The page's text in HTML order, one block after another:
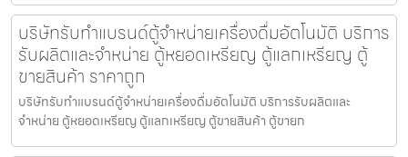
บริษัทรับทำแบรนด์ตู้จำหน่ายเครื่องดื่ม​อัตโนมัติ บริการ
รับผลิตและจำหน่าย ตู้หยอดเหรียญ ตู้แลกเหรียญ ตู้
ขายสินค้า ราคาถูก
บริษัทรับทำแบรนด์ตู้จำหน่ายเครื่องดื่ม​อัตโนมัติ บริการรับผลิตและ
จำหน่าย ตู้หยอดเหรียญ ตู้แลกเหรียญ ตู้ขายสินค้า ตู้ขายก